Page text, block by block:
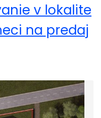
v lokalite
na predaj